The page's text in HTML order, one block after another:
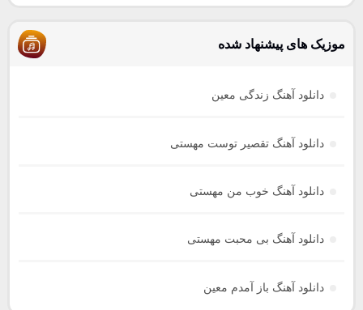
موزیک های پیشنهاد شده
دانلود آهنگ زندگی معین
دانلود آهنگ تقصیر توست مهستی
دانلود آهنگ خوب من مهستی
دانلود آهنگ بی محبت مهستی
دانلود آهنگ باز آمدم معین